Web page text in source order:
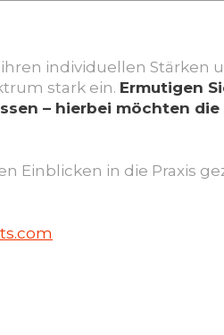
individuellen Stärken
stark ein. Ermutigen
– hierbei möchten
Einblicken in die Praxis